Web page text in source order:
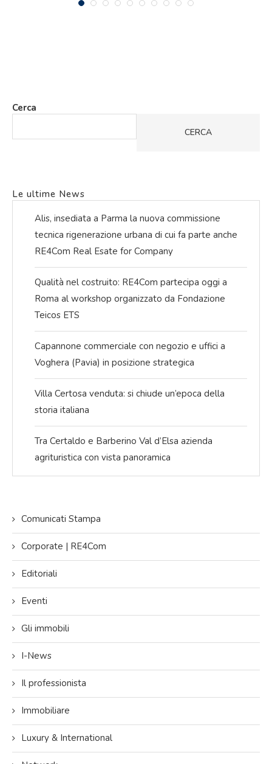
Cerca
CERCA
Le ultime News
Alis, insediata a Parma la nuova commissione
tecnica rigenerazione urbana di cui fa parte anche
RE4Com Real Esate for Company
Qualità nel costruito: RE4Com partecipa oggi a
Roma al workshop organizzato da Fondazione
Teicos ETS
Capannone commerciale con negozio e uffici a
Voghera (Pavia) in posizione strategica
Villa Certosa venduta: si chiude un’epoca della
storia italiana
Tra Certaldo e Barberino Val d’Elsa azienda
agrituristica con vista panoramica
Comunicati Stampa
Corporate | RE4Com
Editoriali
Eventi
Gli immobili
I-News
Il professionista
Immobiliare
Luxury & International